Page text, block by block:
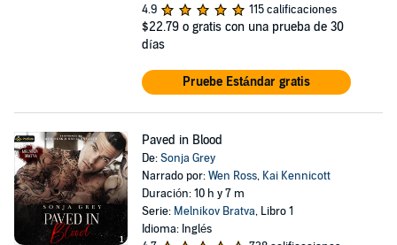
4.9
115 calificaciones
$22.79 o gratis con una prueba de 30
días
Pruebe Estándar gratis
Paved in Blood
De:Sonja Grey
Narrado por:Wen Ross, Kai Kennicott
Duración: 10 h y 7 m
Serie: Melnikov Bratva, Libro 1
Idioma: Inglés